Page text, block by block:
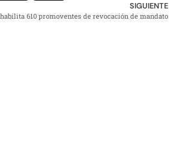
SIGUIENTE
610 promoventes de revocación de mandato